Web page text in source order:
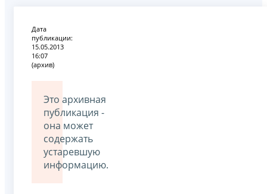
Дата
публикации:
15.05.2013
16:07
(архив)
Это архивная
публикация -
она может
содержать
устаревшую
информацию.